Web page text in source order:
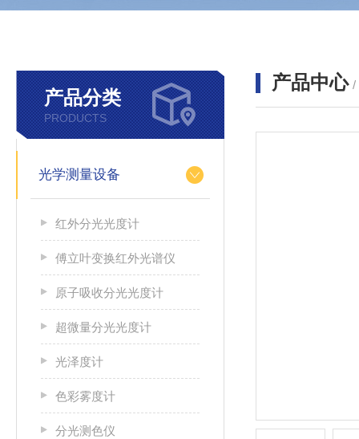
产品分类
PRODUCTS
光学测量设备
红外分光光度计
傅立叶变换红外光谱仪
原子吸收分光光度计
超微量分光光度计
光泽度计
色彩雾度计
分光测色仪
产品中心 /